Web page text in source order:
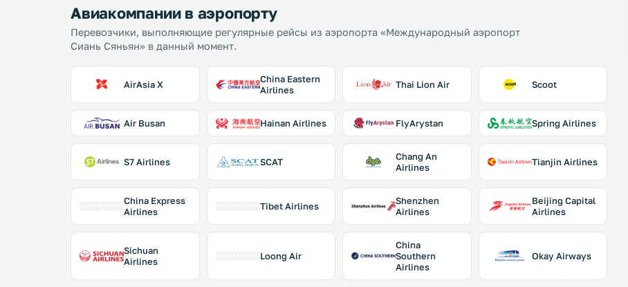
Авиакомпании в аэропорту
Перевозчики, выполняющие регулярные рейсы из аэропорта «Международный аэропорт
Сиань Сяньян» в данный момент.
AirAsia X
China Eastern
Airlines
Thai Lion Air Scoot
Air Busan Hainan Airlines FlyArystan Spring Airlines
S7 Airlines SCAT
Chang An
Airlines
Tianjin Airlines
China Express
Airlines
Tibet Airlines
Shenzhen
Airlines
Beijing Capital
Airlines
Sichuan
Airlines
Loong Air
China
Southern
Airlines
Okay Airways